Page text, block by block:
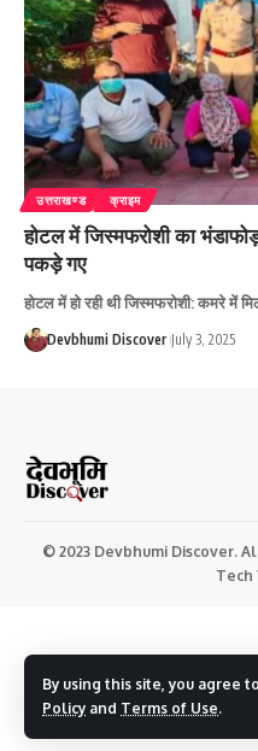
By using this site, you agree
Policy and Terms of Use.
उत्तराखण्ड क्राइम
होटल में जिस्मफरोशी का
पकड़े गए
होटल में हो रही थी जिस्मफरोशी: कमरे में
Devbhumi Discover July 3, 2025
© 2023 Devbhumi Discover.
Tech